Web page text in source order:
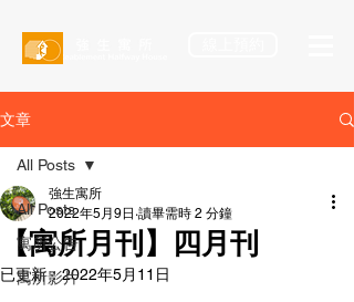
文章
All Posts
寓所公告
寓所影片
All Posts
【寓所月刊】四月刊
強生寓所
2022年5月9日 讀畢需時 2 分鐘
已更新：2022年5月11日